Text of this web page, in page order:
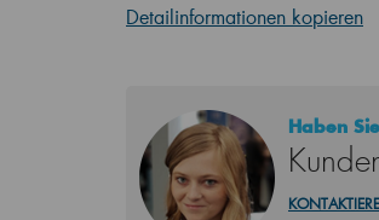
Detailinformationen kopieren
Haben